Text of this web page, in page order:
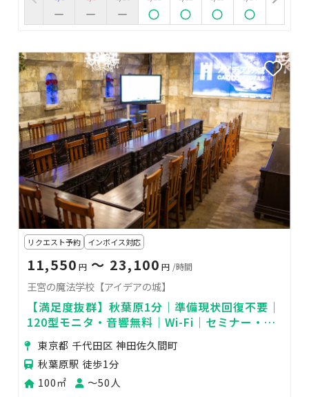
リクエスト予約 インボイス対応
11,550 円 〜 23,100 円 /時間
王宮の魔法学校【アイデアの城】
【満足度抜群】秋葉原1分｜準備現状回復不要｜
120型モニタ・音響無料｜Wi-Fi｜セミナー・イ
ベント・撮影に最適【内装費1億円の非日常空
間】東京都 千代田区 神田佐久間町
秋葉原駅 徒歩1分
100㎡
〜50人